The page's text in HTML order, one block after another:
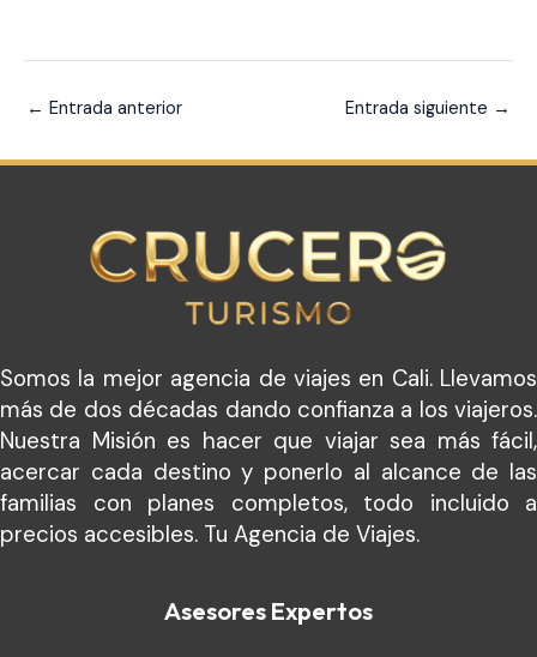
← Entrada anterior Entrada siguiente →
Somos la mejor agencia de viajes en Cali. Llevamos
más de dos décadas dando confianza a los viajeros.
Nuestra Misión es hacer que viajar sea más fácil,
acercar cada destino y ponerlo al alcance de las
familias con planes completos, todo incluido a
precios accesibles. Tu Agencia de Viajes.
Asesores Expertos